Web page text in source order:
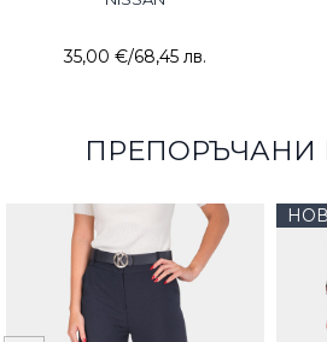
35,00 €/68,45 лв.
ПРЕПОРЪЧАНИ